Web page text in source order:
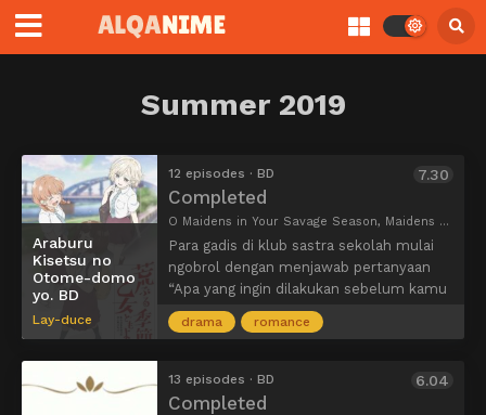
Summer 2019
Araburu
Kisetsu no
Otome-domo
yo. BD
Lay-duce
12 episodes · BD
Completed
O Maidens in Your Savage Season, Maidens of the Savage Season, 荒ぶる季節の乙女どもよ。
7.30
Para gadis di klub sastra sekolah mulai
ngobrol dengan menjawab pertanyaan
“Apa yang ingin dilakukan sebelum kamu
mati?”. Salah satu gadis itu menjawab,
“Seks”. Sebuah kata yang memulai kisah
berbeda-beda ini menuju tangga
kedewasaan.
drama romance
13 episodes · BD
Completed
6.04